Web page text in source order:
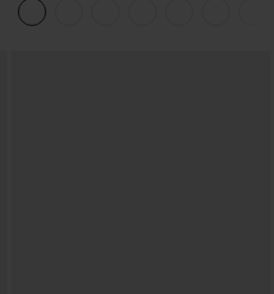
retroussé et effet délavé